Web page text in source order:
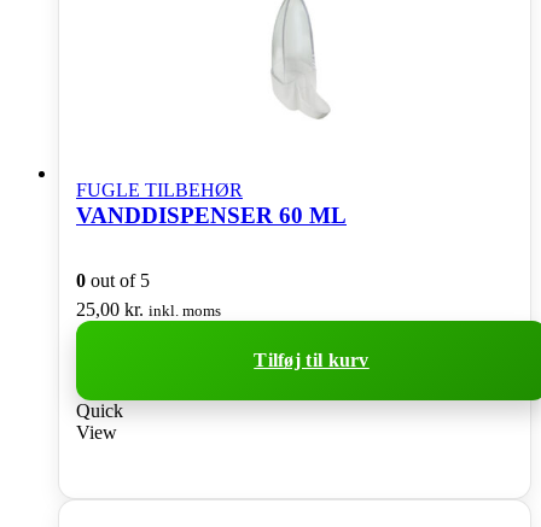
FUGLE TILBEHØR
VANDDISPENSER 60 ML
0 out of 5
25,00 kr. inkl. moms
Tilføj til kurv
Quick
View